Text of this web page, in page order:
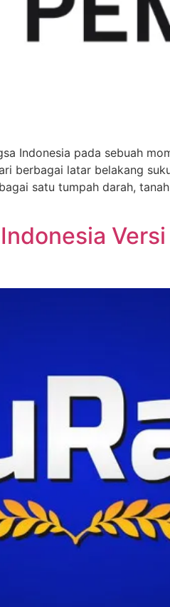
Indonesia pada sebuah
berbagai latar belakang
satu tumpah darah,